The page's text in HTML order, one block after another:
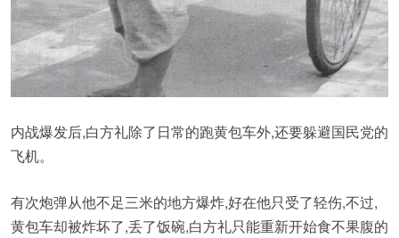
内战爆发后,白方礼除了日常的跑黄包车外,还要躲避国民党的
飞机。
有次炮弹从他不足三米的地方爆炸,好在他只受了轻伤,不过,
黄包车却被炸坏了,丢了饭碗,白方礼只能重新开始食不果腹的